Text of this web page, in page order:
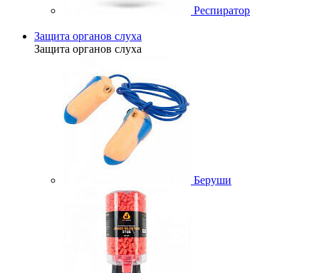
Респиратор
Защита органов слуха
Защита органов слуха
Беруши